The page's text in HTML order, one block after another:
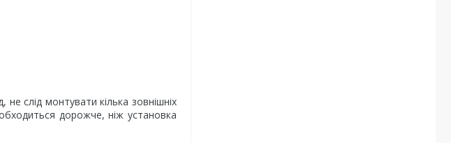
слід монтувати кілька зовнішніх
дорожче, ніж установка